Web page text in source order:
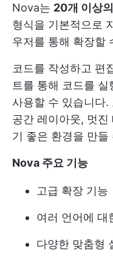
Nova는 20개 이상
형식을 기본적으로
우저를 통해 확장할
코드를 작성하고 편
트를 통해 코드를
사용할 수 있습니다.
공간 레이아웃, 멋
기 좋은 환경을 만들
Nova 주요 기능
고급 확장 기능
여러 언어에 대
다양한 맞춤형